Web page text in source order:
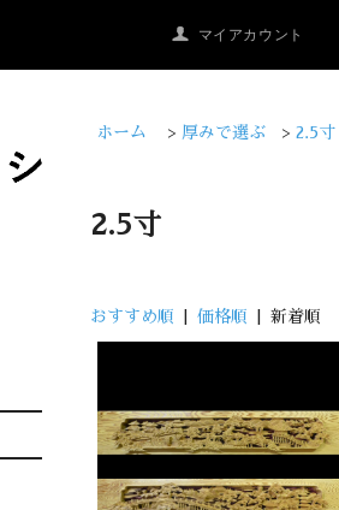
マイアカウント
ホーム > 厚みで選ぶ > 2.5寸
2.5寸
おすすめ順 価格順 | 新着順